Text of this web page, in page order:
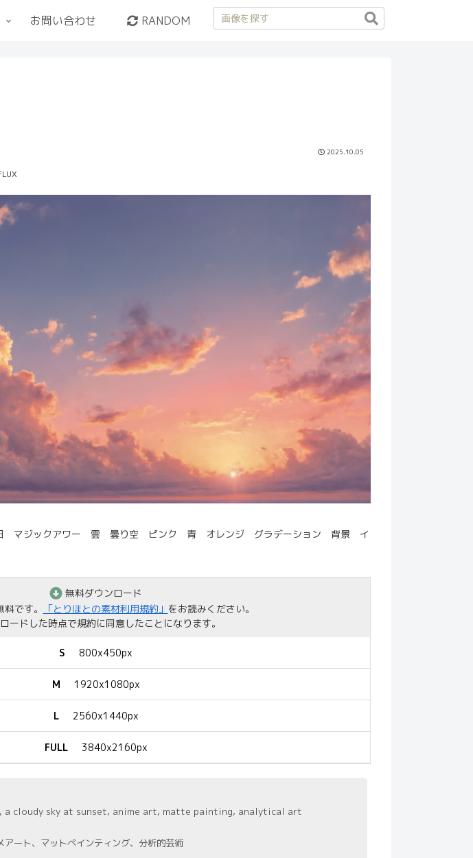
お問い合わせ RANDOM
2025.10.05
ジックアワー 雲 曇り空 ピンク 青 オレンジ グラデーション 背景 イ
無料ダウンロード
です。
「とりほとの素材利用規約」 をお読みください。
ードした時点で規約に同意したことになります。
S 800x450px
M 1920x1080px
L 2560x1440px
FULL 3840x2160px
a cloudy sky at sunset, anime art, matte painting, analytical art
ート、マットペインティング、分析的芸術